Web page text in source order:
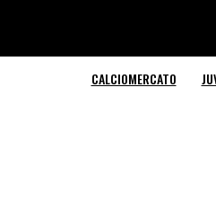
CALCIOMERCATO